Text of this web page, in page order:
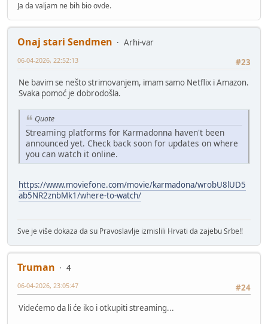
Ja da valjam ne bih bio ovde.
Onaj stari Sendmen
Arhi-var
#23
06-04-2026, 22:52:13
Ne bavim se nešto strimovanjem, imam samo Netflix i Amazon.
Svaka pomoć je dobrodošla.
Quote
Streaming platforms for Karmadonna haven't been
announced yet. Check back soon for updates on where
you can watch it online.
https://www.moviefone.com/movie/karmadona/wrobU8lUD5
ab5NR2znbMk1/where-to-watch/
Sve je više dokaza da su Pravoslavlje izmislili Hrvati da zajebu Srbe!!
Truman
4
#24
06-04-2026, 23:05:47
Videćemo da li će iko i otkupiti streaming...